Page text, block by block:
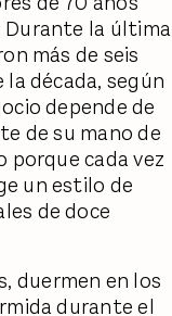
Durante la última
más de seis
década, según
depende de
de su mano de
porque cada vez
un estilo de
de doce
duermen en los
durante el